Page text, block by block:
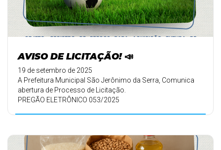
AVISO DE LICITAÇÃO! 📣
19 de setembro de 2025
A Prefeitura Municipal São Jerônimo da Serra, Comunica
abertura de Processo de Licitação.
PREGÃO ELETRÔNICO 053/2025